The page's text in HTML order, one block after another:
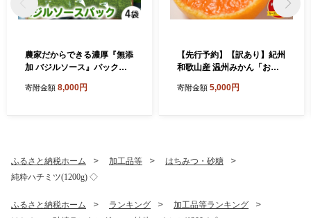
農家だからできる濃厚『無添
加 バジルソース』パック入
寄附金額 8,000円
【先行予約】【訳あり】紀州
和歌山産 温州みかん「おて
～2L サイズ混合（早生・中
寄附金額 5,000円
ふるさと納税ホーム 加工品等
はちみつ・砂糖
純粋ハチミツ(1200g) ◇
ふるさと納税ホーム ランキング
加工品等ランキング